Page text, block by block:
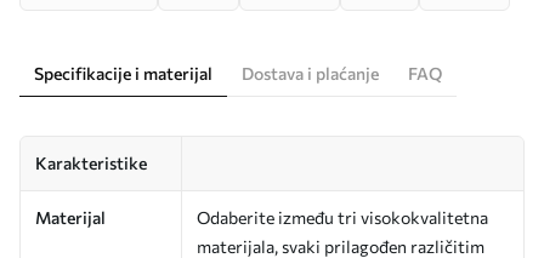
Specifikacije i materijal Dostava i plaćanje FAQ
Karakteristike
Materijal
Odaberite između tri visokokvalitetna
materijala, svaki prilagođen različitim